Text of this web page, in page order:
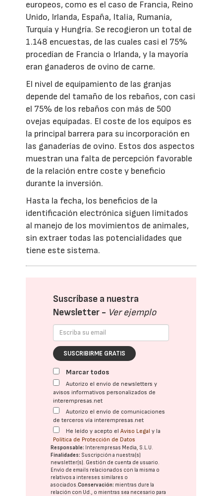
europeos, como es el caso de Francia, Reino
Unido, Irlanda, España, Italia, Rumanía,
Turquía y Hungría. Se recogieron un total de
1.148 encuestas, de las cuales casi el 75%
procedían de Francia o Irlanda, y la mayoría
eran ganaderos de ovino de carne.
El nivel de equipamiento de las granjas
depende del tamaño de los rebaños, con casi
el 75% de los rebaños con más de 500
ovejas equipadas. El coste de los equipos es
la principal barrera para su incorporación en
las ganaderías de ovino. Estos dos aspectos
muestran una falta de percepción favorable
de la relación entre coste y beneficio
durante la inversión.
Hasta la fecha, los beneficios de la
identificación electrónica siguen limitados
al manejo de los movimientos de animales,
sin extraer todas las potencialidades que
tiene este sistema.
Suscríbase a nuestra
Newsletter - Ver ejemplo
SUSCRIBIRME GRATIS
Marcar todos
Autorizo el envío de newsletters y
avisos informativos personalizados de
interempresas.net
Autorizo el envío de comunicaciones
de terceros vía interempresas.net
He leído y acepto elAviso Legal y la
Política de Protección de Datos
Responsable: Interempresas Media, S.L.U.
Finalidades: Suscripción a nuestra(s)
newsletter(s). Gestión de cuenta de usuario.
Envío de emails relacionados con la misma o
relativos a intereses similares o
asociados.Conservación: mientras dure la
relación con Ud., o mientras sea necesario para